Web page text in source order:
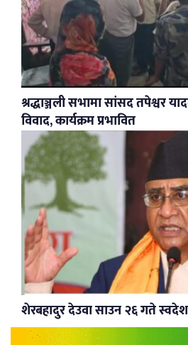
श्रद्धाञ्जली सभामा सांसद तपेश्वर
विवाद, कार्यक्रम प्रभावित
शेरबहादुर देउवा साउन २६ गते